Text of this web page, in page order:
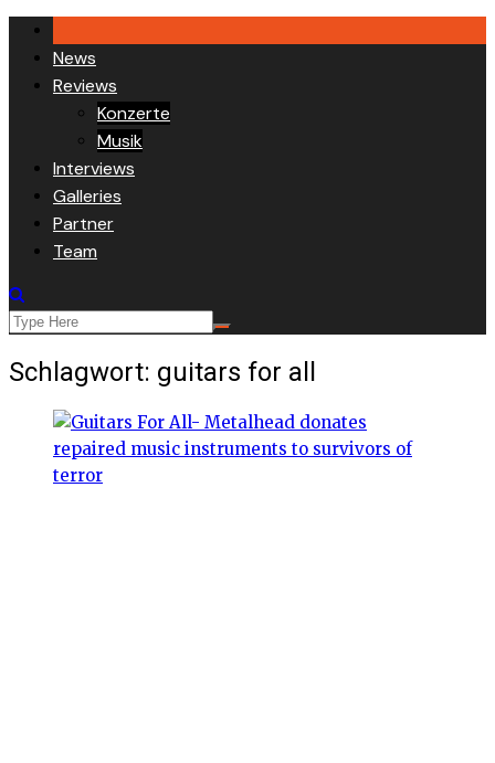
Skip
content
News
Reviews
Konzerte
Musik
Interviews
Galleries
Partner
Team
Schlagwort: guitars for all